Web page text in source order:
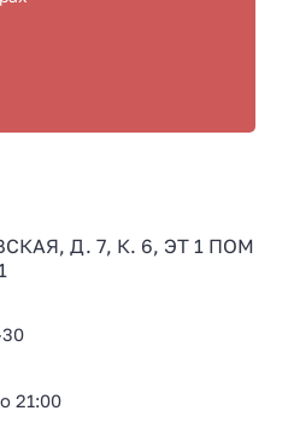
Д. 7, К. 6, ЭТ 1 ПОМ
21:00